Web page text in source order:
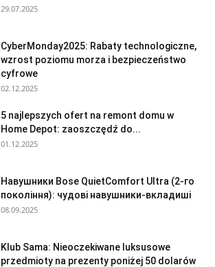
29.07.2025
CyberMonday2025: Rabaty technologiczne,
wzrost poziomu morza i bezpieczeństwo
cyfrowe
02.12.2025
5 najlepszych ofert na remont domu w
Home Depot: zaoszczędź do...
01.12.2025
Навушники Bose QuietComfort Ultra (2-го
покоління): чудові навушники-вкладиші
08.09.2025
Klub Sama: Nieoczekiwane luksusowe
przedmioty na prezenty poniżej 50 dolarów